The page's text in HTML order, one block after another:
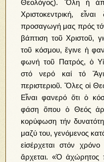
Θεολόγος). Ὅλη ἡ
Χριστοκεντρική,
προσαγωγή μας πρός τόν
βάπτιση τοῦ Χριστοῦ,
τοῦ κόσμου, ἔγινε ἡ
φωνή τοῦ Πατρός, ὁ
στό νερό καί τό
περιστεριοῦ. Ὅλες οἱ
Εἶναι φανερό ὅτι ὁ
φάση ὅπου ὁ Θεός
κορύφωση τήν
μαζύ του, γενόμενος
εἰσέρχεται στόν
ἄρχεται. «Ὁ ἀχώρητος